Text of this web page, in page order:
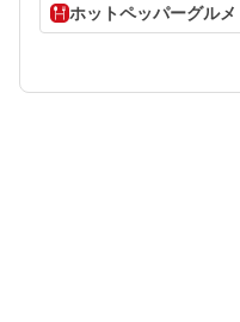
ホットペッパーグルメ